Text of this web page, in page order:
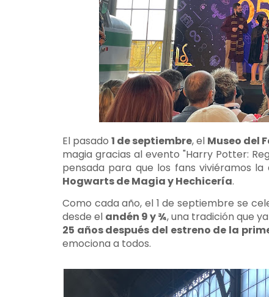
El pasado1 de septiembre, el Museo del
magia gracias al evento "Harry Potter:
pensada para que los fans viviéramos
Hogwarts de Magia y Hechicería.
Como cada año, el 1 de septiembre se
desde el andén 9 y ¾, una tradición que
25 años después del estreno de la
emociona a todos.